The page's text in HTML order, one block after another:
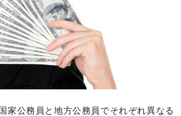
家公務員と地方公務員でそれぞれ異なる